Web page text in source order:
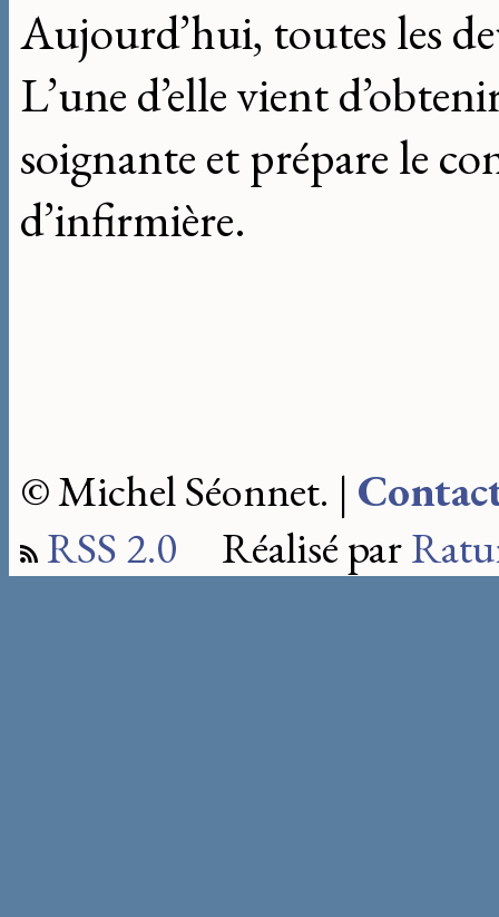
Aujourd’hui, toutes les
L’une d’elle vient
soignante et prépare le
d’infirmière.
© Michel Séonnet. |
RSS 2.0 Réalisé par